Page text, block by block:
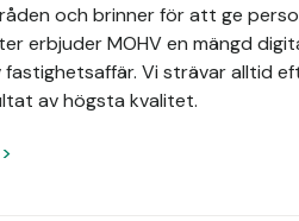
och brinner för att ge
erbjuder MOHV en mängd
Vi strävar alltid
av högsta kvalitet.